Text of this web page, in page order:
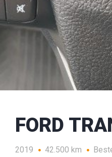
FORD
2019 42.500 km